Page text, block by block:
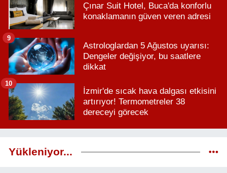
Çınar Suit Hotel, Buca'da konforlu
konaklamanın güven veren adresi
Astrologlardan 5 Ağustos uyarısı:
Dengeler değişiyor, bu saatlere
dikkat
9
İzmir'de sıcak hava dalgası etkisini
artırıyor! Termometreler 38
dereceyi görecek
10
Yükleniyor...